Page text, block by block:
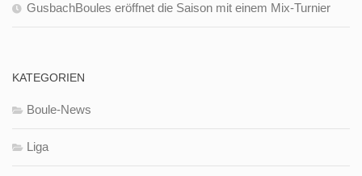
GusbachBoules eröffnet die Saison mit einem Mix-Turnier
KATEGORIEN
Boule-News
Liga